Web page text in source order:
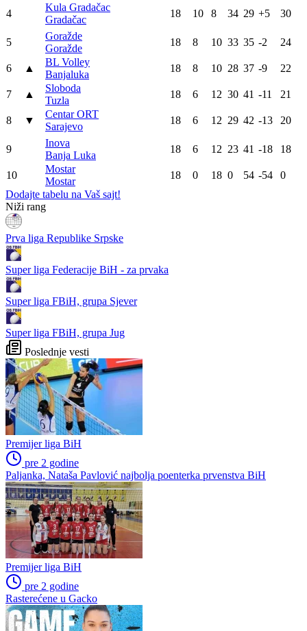
4
Kula Gradačac
Gradačac
18 10 8 34 29 +5 30
5
Goražde
Goražde
18 8 10 33 35 -2 24
6 ▲
BL Volley
Banjaluka
18 8 10 28 37 -9 22
7 ▲
Sloboda
Tuzla
18 6 12 30 41 -11 21
8 ▼
Centar ORT
Sarajevo
18 6 12 29 42 -13 20
9
Inova
Banja Luka
18 6 12 23 41 -18 18
10
Mostar
Mostar
18 0 18 0 54 -54
0
Dodajte tabelu na Vaš sajt!
Niži rang
Prva liga Republike Srpske
Super liga Federacije BiH - za prvaka
Super liga FBiH, grupa Sjever
Super liga FBiH, grupa Jug
Poslednje vesti
Premijer liga BiH
pre 2 godine
Paljanka, Nataša Pavlović najbolja poenterka prvenstva BiH
Premijer liga BiH
pre 2 godine
Rasterećene u Gacko